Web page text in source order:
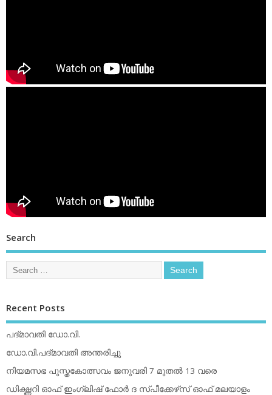
Search
Recent Posts
പദ്മാവതി ഡോ.വി.
ഡോ.വി.പദ്മാവതി അന്തരിച്ചു
നിയമസഭ പുസ്തകോത്സവം ജനുവരി 7 മുതല്‍ 13 വരെ
ഡിക്ഷ്ണറി ഓഫ് ഇംഗ്ലിഷ് ഫോര്‍ ദ സ്പീക്കേഴ്‌സ് ഓഫ് മലയാളം